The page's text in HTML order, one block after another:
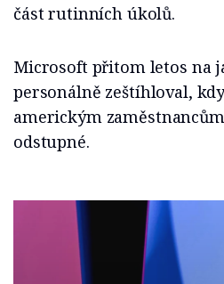
část rutinních úkolů.
Microsoft přitom letos na
personálně zeštíhloval,
americkým
odstupné.